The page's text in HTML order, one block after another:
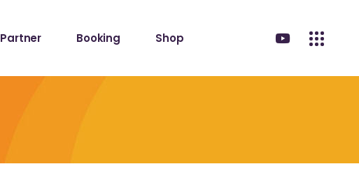
Partner Booking Shop